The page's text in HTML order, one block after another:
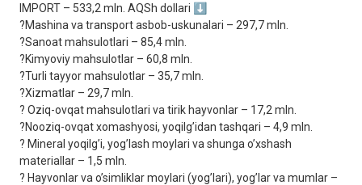
IMPORT – 533,2 mln. АQSh dollari ⬇️
?Mashina va transport asbob-uskunalari – 297,7 mln.
?Sanoat mahsulotlari – 85,4 mln.
?Kimyoviy mahsulotlar – 60,8 mln.
?Turli tayyor mahsulotlar – 35,7 mln.
?Xizmatlar – 29,7 mln.
? Oziq-ovqat mahsulotlari va tirik hayvonlar – 17,2 mln.
?Nooziq-ovqat xomashyosi, yoqilgʼidan tashqari – 4,9 mln.
? Mineral yoqilgʼi, yogʼlash moylari va shunga oʼxshash
materiallar – 1,5 mln.
? Hayvonlar va oʼsimliklar moylari (yogʼlari), yogʼlar va mumlar –